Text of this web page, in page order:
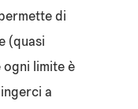
di
(quasi
limite è
a